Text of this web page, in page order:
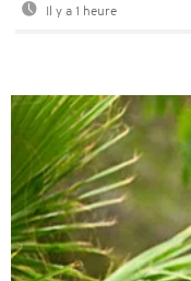
Il y a 1 heure